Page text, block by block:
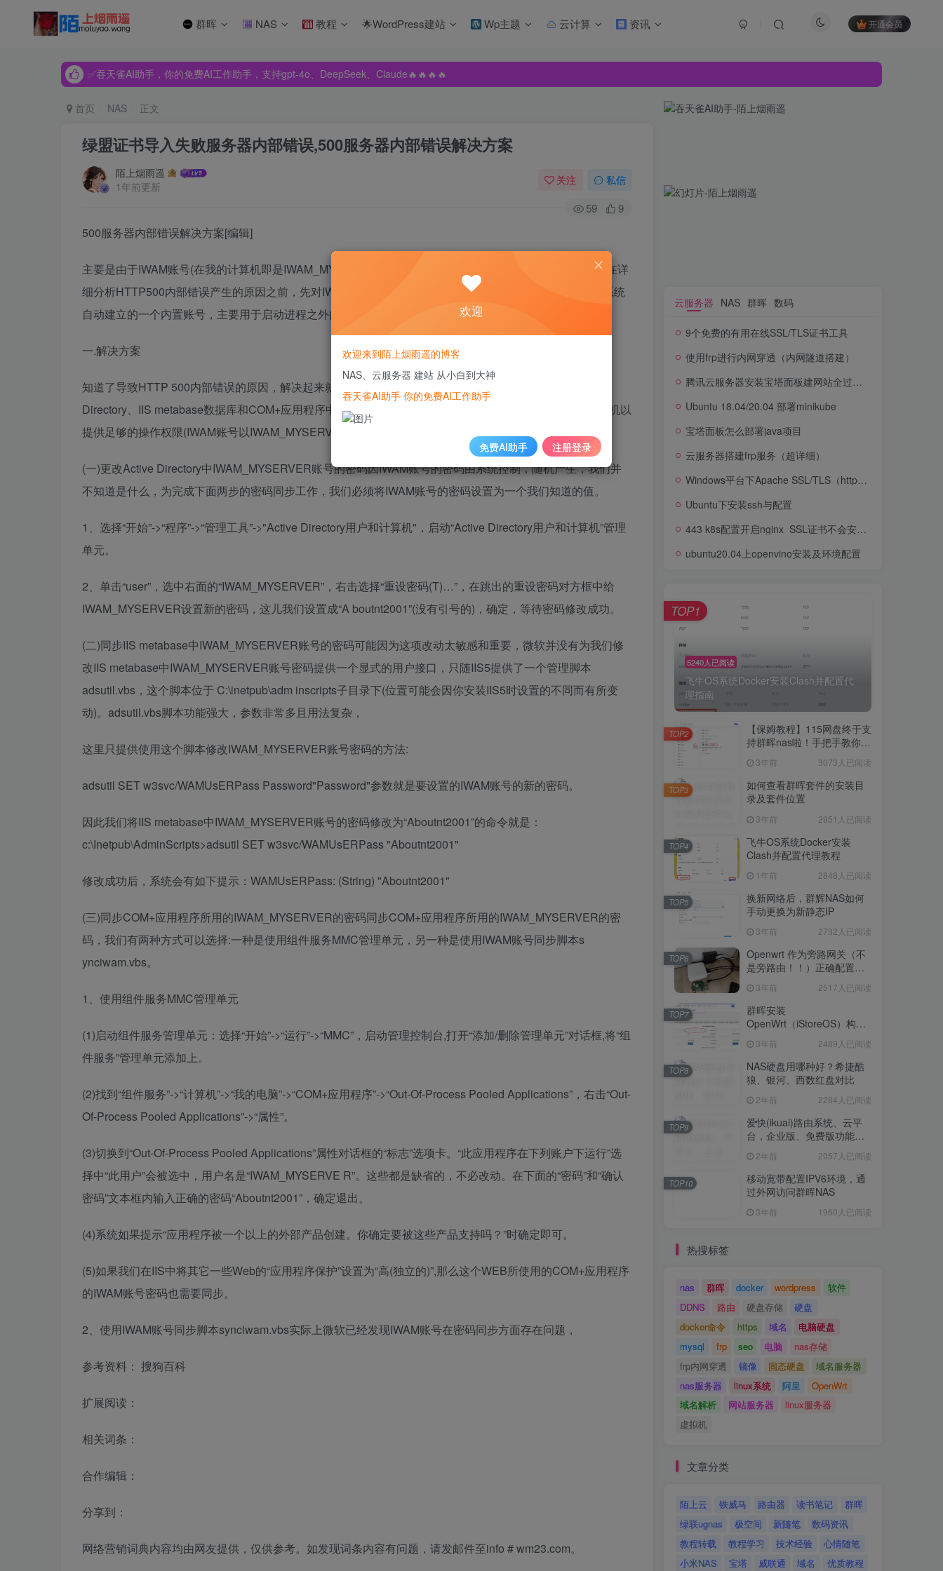
群晖 NAS 教程 🌟WordPress建站 Wp主题 云计算 资讯 开通会员
✅吞天雀AI助手，你的免费AI工作助手，支持gpt-4o、DeepSeek、Claude🔥🔥🔥🔥
✅吞天雀AI助手，你的免费AI工作助手，支持gpt-4o、DeepSeek、Claude🔥🔥🔥🔥
首页 NAS 正文
绿盟证书导入失败服务器内部错误,500服务器内部错误解决方案
陌上烟雨遥
1年前更新
关注 私信
59 9
500服务器内部错误解决方案[编辑]
主要是由于IWAM账号(在我的计算机即是IWAM_MYSERVER账号)的密码错误造成了HTTP 500内部错误。在详
细分析HTTP500内部错误产生的原因之前，先对IWAM账号进行一下简要的介绍：IWAM账号是安装IIS5时系统
自动建立的一个内置账号，主要用于启动进程之外的应用程序的I nternet信息服务。
一.解决方案
知道了导致HTTP 500内部错误的原因，解决起来就比较简单了，那就是人工同步IWAM账号在Active
Directory、IIS metabase数据库和COM+应用程序中的密码。具体操作分三步,均需要以管理员身份登录计算机以
提供足够的操作权限(IWAM账号以IWAM_MYSERVER为例)。
(一)更改Active Directory中IWAM_MYSERVER账号的密码因IWAM账号的密码由系统控制，随机产生，我们并
不知道是什么，为完成下面两步的密码同步工作，我们必须将IWAM账号的密码设置为一个我们知道的值。
1、选择“开始”->“程序”->“管理工具”->"Active Directory用户和计算机"，启动“Active Directory用户和计算机”管理
单元。
2、单击“user”，选中右面的“IWAM_MYSERVER”，右击选择“重设密码(T)…”，在跳出的重设密码对方框中给
IWAM_MYSERVER设置新的密码，这儿我们设置成“A boutnt2001”(没有引号的)，确定，等待密码修改成功。
(二)同步IIS metabase中IWAM_MYSERVER账号的密码可能因为这项改动太敏感和重要，微软并没有为我们修
改IIS metabase中IWAM_MYSERVER账号密码提供一个显式的用户接口，只随IIS5提供了一个管理脚本
adsutil.vbs，这个脚本位于 C:\inetpub\adm inscripts子目录下(位置可能会因你安装IIS5时设置的不同而有所变
动)。adsutil.vbs脚本功能强大，参数非常多且用法复杂，
这里只提供使用这个脚本修改IWAM_MYSERVER账号密码的方法:
adsutil SET w3svc/WAMUsERPass Password"Password"参数就是要设置的IWAM账号的新的密码。
因此我们将IIS metabase中IWAM_MYSERVER账号的密码修改为“Aboutnt2001”的命令就是：
c:\Inetpub\AdminScripts>adsutil SET w3svc/WAMUsERPass "Aboutnt2001"
修改成功后，系统会有如下提示：WAMUsERPass: (String) "Aboutnt2001"
(三)同步COM+应用程序所用的IWAM_MYSERVER的密码同步COM+应用程序所用的IWAM_MYSERVER的密
码，我们有两种方式可以选择:一种是使用组件服务MMC管理单元，另一种是使用IWAM账号同步脚本s
ynciwam.vbs。
1、使用组件服务MMC管理单元
(1)启动组件服务管理单元：选择“开始”->“运行”->“MMC”，启动管理控制台,打开“添加/删除管理单元”对话框,将“组
件服务”管理单元添加上。
(2)找到“组件服务”->“计算机”->“我的电脑”->“COM+应用程序”->“Out-Of-Process Pooled Applications”，右击“Out-
Of-Process Pooled Applications”->“属性”。
(3)切换到“Out-Of-Process Pooled Applications”属性对话框的“标志”选项卡。“此应用程序在下列账户下运行”选
择中“此用户”会被选中，用户名是“IWAM_MYSERVE R”。这些都是缺省的，不必改动。在下面的“密码”和“确认
密码”文本框内输入正确的密码“Aboutnt2001”，确定退出。
(4)系统如果提示“应用程序被一个以上的外部产品创建。你确定要被这些产品支持吗？”时确定即可。
(5)如果我们在IIS中将其它一些Web的“应用程序保护”设置为“高(独立的)”,那么这个WEB所使用的COM+应用程序
的IWAM账号密码也需要同步。
2、使用IWAM账号同步脚本synciwam.vbs实际上微软已经发现IWAM账号在密码同步方面存在问题，
参考资料： 搜狗百科
扩展阅读：
相关词条：
合作编辑：
分享到：
网络营销词典内容均由网友提供，仅供参考。如发现词条内容有问题，请发邮件至info # wm23.com。
云服务器 NAS 群晖 数码
9个免费的有用在线SSL/TLS证书工具
使用frp进行内网穿透（内网隧道搭建）
腾讯云服务器安装宝塔面板建网站全过程（图文教程）
Ubuntu 18.04/20.04 部署minikube
宝塔面板怎么部署java项目
云服务器搭建frp服务（超详细）
Windows平台下Apache SSL/TLS（https）的配置方法
Ubuntu下安装ssh与配置
443 k8s配置开启nginx_SSL证书不会安装配置？手把手教会你，3步搞定
ubuntu20.04上openvino安装及环境配置
5240人已阅读
飞牛OS系统Docker安装Clash并配置代
理指南
TOP1
【保姆教程】115网盘终于支
持群晖nas啦！手把手教你群
盘！3年前 3073人已阅读
TOP2
如何查看群晖套件的安装目
录及套件位置
3年前 2951人已阅读
TOP3
飞牛OS系统Docker安装
Clash并配置代理教程
1年前 2848人已阅读
TOP4
换新网络后，群辉NAS如何
手动更换为新静态IP
3年前 2732人已阅读
TOP5
Openwrt 作为旁路网关（不
是旁路由！！）正确配置方
3年前 2517人已阅读
TOP6
群晖安装
OpenWrt（iStoreOS）构建
3年前 2489人已阅读
TOP7
NAS硬盘用哪种好？希捷酷
狼、银河、西数红盘对比
2年前 2284人已阅读
TOP8
爱快(ikuai)路由系统、云平
台，企业版、免费版功能对
2年前 2057人已阅读
TOP9
移动宽带配置IPV6环境，通
过外网访问群晖NAS
3年前 1960人已阅读
TOP10
热搜标签
nas 群晖 docker wordpress
软件
DDNS
路由 硬盘存储
硬盘
docker命令
https 域名
电脑硬盘
mysql
frp seo 电脑
nas存储
frp内网穿透
镜像 固态硬盘
域名服务器
nas服务器
linux系统 阿里
OpenWrt
域名解析
网站服务器
linux服务器
虚拟机
文章分类
陌上云 铁威马 路由器 读书笔记
群晖
绿联ugnas
极空间 新随笔
数码资讯
教程转载
教程学习 技术经验
心情随笔
小米NAS
宝塔 威联通 域名
优质教程
欢迎
欢迎来到陌上烟雨遥的博客
NAS、云服务器 建站 从小白到大神
吞天雀AI助手 你的免费AI工作助手
免费AI助手 注册登录